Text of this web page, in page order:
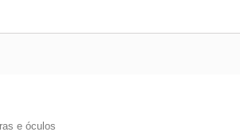
e óculos